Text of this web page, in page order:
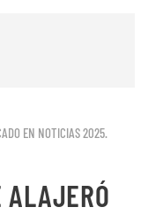
EN NOTICIAS 2025.
ALAJERÓ